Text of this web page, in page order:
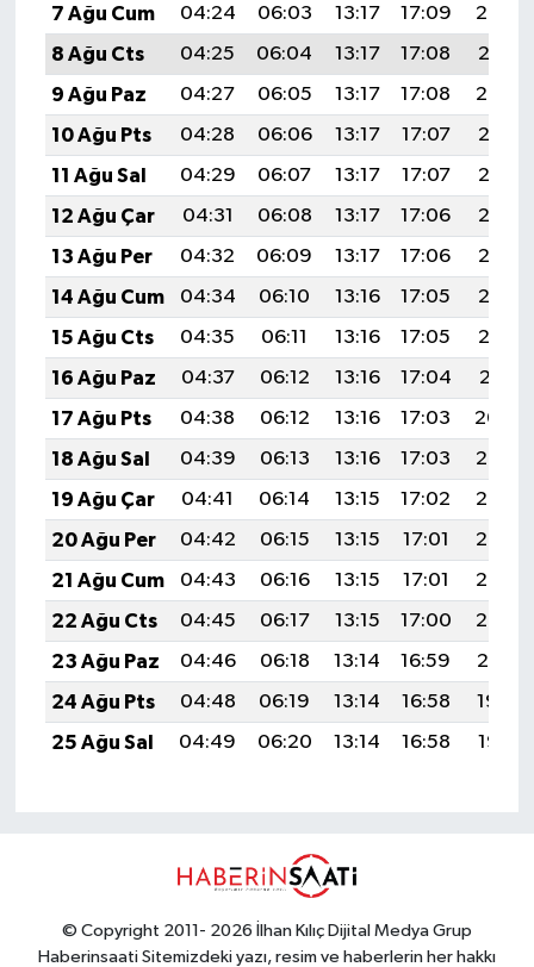
7 Ağu Cum
04:24 06:03 13:17 17:09
20:22
8 Ağu Cts
04:25 06:04 13:17 17:08
20:21
9 Ağu Paz
04:27 06:05 13:17 17:08
20:20
10 Ağu Pts
04:28 06:06 13:17 17:07
20:18
11 Ağu Sal
04:29 06:07 13:17 17:07
20:17
12 Ağu Çar
04:31 06:08 13:17 17:06
20:16
13 Ağu Per
04:32 06:09 13:17 17:06
20:15
14 Ağu Cum
04:34 06:10 13:16 17:05
20:13
15 Ağu Cts
04:35 06:11 13:16 17:05
20:12
16 Ağu Paz
04:37 06:12 13:16 17:04
20:11
17 Ağu Pts
04:38 06:12 13:16 17:03
20:09
18 Ağu Sal
04:39 06:13 13:16 17:03
20:08
19 Ağu Çar
04:41 06:14 13:15 17:02
20:06
20 Ağu Per
04:42 06:15 13:15 17:01
20:05
21 Ağu Cum
04:43 06:16 13:15 17:01
20:03
22 Ağu Cts
04:45 06:17 13:15 17:00
20:02
23 Ağu Paz
04:46 06:18 13:14 16:59
20:01
24 Ağu Pts
04:48 06:19 13:14 16:58
19:59
25 Ağu Sal
04:49 06:20 13:14 16:58 19:58
© Copyright 2011- 2026 İlhan Kılıç Dijital Medya Grup
Haberinsaati Sitemizdeki yazı, resim ve haberlerin her hakkı